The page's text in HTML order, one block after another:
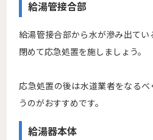
給湯管接合部
給湯管接合部から水が滲み出て
閉めて応急処置を施しましょう。
応急処置の後は水道業者をなる
うのがおすすめです。
給湯器本体